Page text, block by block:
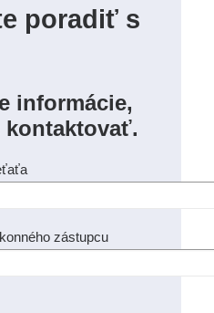
poradiť s
informácie,
kontaktovať.
zástupcu